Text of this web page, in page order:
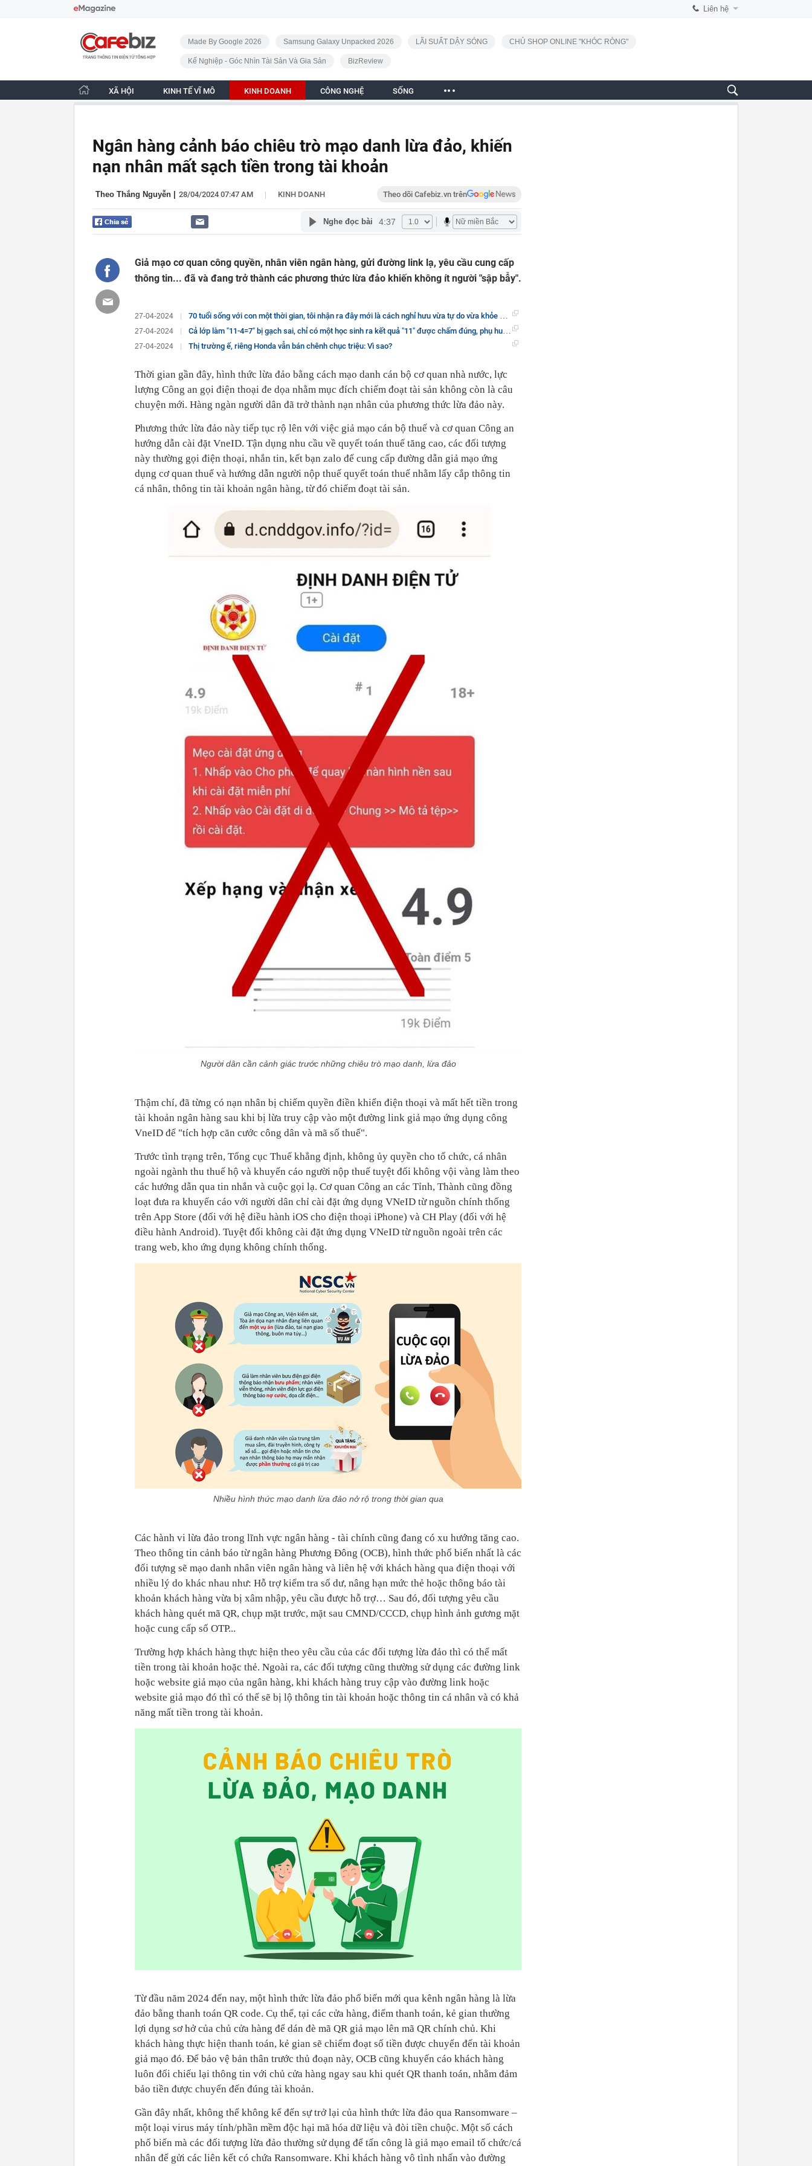
Liên hệ
CafeBiz - Trang chủ
Made By Google 2026 Samsung Galaxy Unpacked 2026 LÃI SUẤT DẬY SÓNG CHỦ SHOP ONLINE "KHÓC RÒNG"
Kế Nghiệp - Góc Nhìn Tài Sản Và Gia Sản BizReview
XÃ HỘI KINH TẾ VĨ MÔ KINH DOANH CÔNG NGHỆ SỐNG
Ngân hàng cảnh báo chiêu trò mạo danh lừa đảo, khiến
nạn nhân mất sạch tiền trong tài khoản
Theo Thắng Nguyễn 28/04/2024 07:47 AM | KINH DOANH Theo dõi Cafebiz.vn trên
Nghe đọc bài 4:37
Giả mạo cơ quan công quyền, nhân viên ngân hàng, gửi đường link lạ, yêu cầu cung cấp
thông tin... đã và đang trở thành các phương thức lừa đảo khiến không ít người "sập bẫy".
27-04-2024 70 tuổi sống với con một thời gian, tôi nhận ra đây mới là cách nghỉ hưu vừa tự do vừa khỏe mạnh, con cái không cần lo lắng
27-04-2024 Cả lớp làm "11-4=7" bị gạch sai, chỉ có một học sinh ra kết quả "11" được chấm đúng, phụ huynh bức xúc đi kiện và cái kết
27-04-2024 Thị trường ế, riêng Honda vẫn bán chênh chục triệu: Vì sao?
Thời gian gần đây, hình thức lừa đảo bằng cách mạo danh cán bộ cơ quan nhà nước, lực
lượng Công an gọi điện thoại đe dọa nhằm mục đích chiếm đoạt tài sản không còn là câu
chuyện mới. Hàng ngàn người dân đã trở thành nạn nhân của phương thức lừa đảo này.
Phương thức lừa đảo này tiếp tục rộ lên với việc giả mạo cán bộ thuế và cơ quan Công an
hướng dẫn cài đặt VneID. Tận dụng nhu cầu về quyết toán thuế tăng cao, các đối tượng
này thường gọi điện thoại, nhắn tin, kết bạn zalo để cung cấp đường dẫn giả mạo ứng
dụng cơ quan thuế và hướng dẫn người nộp thuế quyết toán thuế nhằm lấy cắp thông tin
cá nhân, thông tin tài khoản ngân hàng, từ đó chiếm đoạt tài sản.
Người dân cần cảnh giác trước những chiêu trò mạo danh, lừa đảo
Thậm chí, đã từng có nạn nhân bị chiếm quyền điền khiển điện thoại và mất hết tiền trong
tài khoản ngân hàng sau khi bị lừa truy cập vào một đường link giả mạo ứng dụng công
VneID để "tích hợp căn cước công dân và mã số thuế".
Trước tình trạng trên, Tổng cục Thuế khẳng định, không ủy quyền cho tổ chức, cá nhân
ngoài ngành thu thuế hộ và khuyến cáo người nộp thuế tuyệt đối không vội vàng làm theo
các hướng dẫn qua tin nhắn và cuộc gọi lạ. Cơ quan Công an các Tỉnh, Thành cũng đồng
loạt đưa ra khuyến cáo với người dân chỉ cài đặt ứng dụng VNeID từ nguồn chính thống
trên App Store (đối với hệ điều hành iOS cho điện thoại iPhone) và CH Play (đối với hệ
điều hành Android). Tuyệt đối không cài đặt ứng dụng VNeID từ nguồn ngoài trên các
trang web, kho ứng dụng không chính thống.
Nhiều hình thức mạo danh lừa đảo nở rộ trong thời gian qua
Các hành vi lừa đảo trong lĩnh vực ngân hàng - tài chính cũng đang có xu hướng tăng cao.
Theo thông tin cảnh báo từ ngân hàng Phương Đông (OCB), hình thức phổ biến nhất là các
đối tượng sẽ mạo danh nhân viên ngân hàng và liên hệ với khách hàng qua điện thoại với
nhiều lý do khác nhau như: Hỗ trợ kiểm tra số dư, nâng hạn mức thẻ hoặc thông báo tài
khoản khách hàng vừa bị xâm nhập, yêu cầu được hỗ trợ… Sau đó, đối tượng yêu cầu
khách hàng quét mã QR, chụp mặt trước, mặt sau CMND/CCCD, chụp hình ảnh gương mặt
hoặc cung cấp số OTP...
Trường hợp khách hàng thực hiện theo yêu cầu của các đối tượng lừa đảo thì có thể mất
tiền trong tài khoản hoặc thẻ. Ngoài ra, các đối tượng cũng thường sử dụng các đường link
hoặc website giả mạo của ngân hàng, khi khách hàng truy cập vào đường link hoặc
website giả mạo đó thì có thể sẽ bị lộ thông tin tài khoản hoặc thông tin cá nhân và có khả
năng mất tiền trong tài khoản.
Từ đầu năm 2024 đến nay, một hình thức lừa đảo phổ biến mới qua kênh ngân hàng là lừa
đảo bằng thanh toán QR code. Cụ thể, tại các cửa hàng, điểm thanh toán, kẻ gian thường
lợi dụng sơ hở của chủ cửa hàng để dán đè mã QR giả mạo lên mã QR chính chủ. Khi
khách hàng thực hiện thanh toán, kẻ gian sẽ chiếm đoạt số tiền được chuyển đến tài khoản
giả mạo đó. Để bảo vệ bản thân trước thủ đoạn này, OCB cũng khuyến cáo khách hàng
luôn đối chiếu lại thông tin với chủ cửa hàng ngay sau khi quét QR thanh toán, nhằm đảm
bảo tiền được chuyển đến đúng tài khoản.
Gần đây nhất, không thể không kể đến sự trở lại của hình thức lừa đảo qua Ransomware –
một loại virus máy tính/phần mềm độc hại mã hóa dữ liệu và đòi tiền chuộc. Một số cách
phổ biến mà các đối tượng lừa đảo thường sử dụng để tấn công là giả mạo email tổ chức/cá
nhân để gửi các liên kết có chứa Ransomware. Khi khách hàng vô tình nhấn vào đường